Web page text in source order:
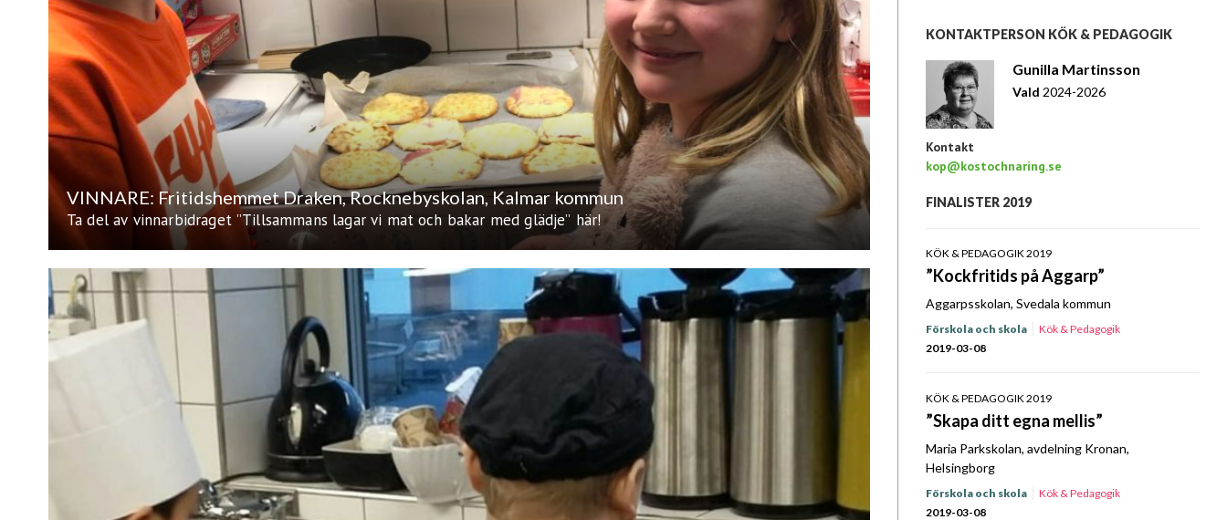
VINNARE: Fritidshemmet Draken, Rocknebyskolan, Kalmar kommun
Ta del av vinnarbidraget ”Tillsammans lagar vi mat och bakar med glädje” här!
KONTAKTPERSON KÖK & PEDAGOGIK
Gunilla Martinsson
Vald 2024-2026
Kontakt
kop@kostochnaring.se
FINALISTER 2019
KÖK & PEDAGOGIK 2019
”Kockfritids på Aggarp”
Aggarpsskolan, Svedala kommun
Förskola och skola
Kök & Pedagogik
2019-03-08
KÖK & PEDAGOGIK 2019
”Skapa ditt egna mellis”
Maria Parkskolan, avdelning Kronan,
Helsingborg
Förskola och skola
Kök & Pedagogik
2019-03-08